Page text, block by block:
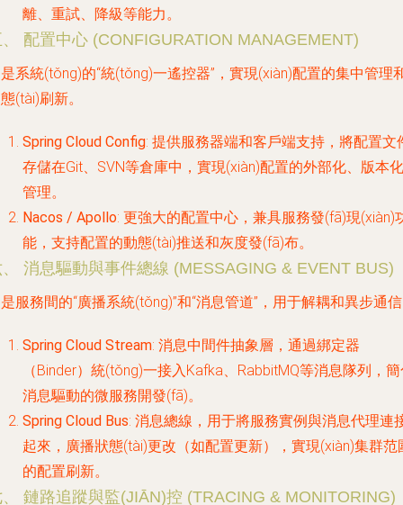
離、重試、降級等能力。
配置中心 (CONFIGURATION MANAGEMENT)
系統(tǒng)的“統(tǒng)一遙控器”，實現(xiàn)配置的集中管理
(tài)刷新。
Spring Cloud Config: 提供服務器端和客戶端支持，將配置文
存儲在Git、SVN等倉庫中，實現(xiàn)配置的外部化、版本化
管理。
Nacos / Apollo: 更強大的配置中心，兼具服務發(fā)現(xiàn)
能，支持配置的動態(tài)推送和灰度發(fā)布。
消息驅動與事件總線 (MESSAGING & EVENT BUS)
服務間的“廣播系統(tǒng)”和“消息管道”，用于解耦和異步通
Spring Cloud Stream: 消息中間件抽象層，通過綁定器
（Binder）統(tǒng)一接入Kafka、RabbitMQ等消息隊列，
消息驅動的微服務開發(fā)。
Spring Cloud Bus: 消息總線 ，用于將服務實例與消息代理連
起來，廣播狀態(tài)更改（如配置更新），實現(xiàn)集群范
的配置刷新。
鏈路追蹤與監(JIĀN)控 (TRACING & MONITORING)